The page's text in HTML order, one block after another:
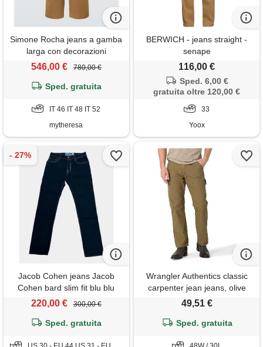
Simone Rocha jeans a gamba
larga con decorazioni
546,00 € 780,00 €
Sped. gratuita
IT 46 IT 48 IT 52
mytheresa
BERWICH - jeans straight -
senape
116,00 €
Sped. 6,00 €
gratuita oltre 120,00 €
33
Yoox
Jacob Cohen jeans Jacob
Cohen bard slim fit blu blu
220,00 € 300,00 €
Sped. gratuita
Wrangler Authentics classic
carpenter jean jeans, olive
drab canvas, 48w x 30l uomo
49,51 €
Sped. gratuita